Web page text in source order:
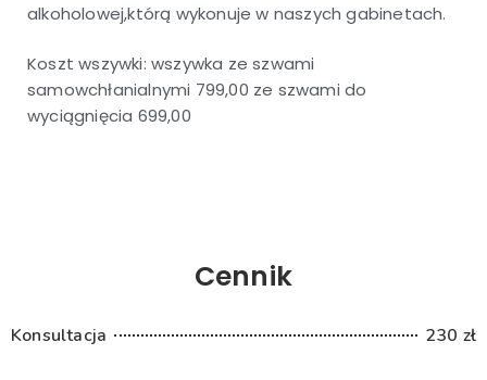
alkoholowej,którą wykonuje w naszych gabinetach.
Koszt wszywki: wszywka ze szwami
samowchłanialnymi 799,00 ze szwami do
wyciągnięcia 699,00
Cennik
Konsultacja 230 zł